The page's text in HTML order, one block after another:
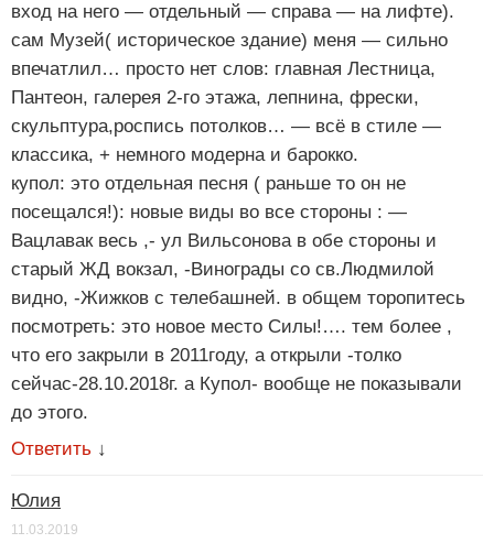
вход на него — отдельный — справа — на лифте).
сам Музей( историческое здание) меня — сильно
впечатлил… просто нет слов: главная Лестница,
Пантеон, галерея 2-го этажа, лепнина, фрески,
скульптура,роспись потолков… — всё в стиле —
классика, + немного модерна и барокко.
купол: это отдельная песня ( раньше то он не
посещался!): новые виды во все стороны : —
Вацлавак весь ,- ул Вильсонова в обе стороны и
старый ЖД вокзал, -Винограды со св.Людмилой
видно, -Жижков с телебашней. в общем торопитесь
посмотреть: это новое место Силы!…. тем более ,
что его закрыли в 2011году, а открыли -толко
сейчас-28.10.2018г. а Купол- вообще не показывали
до этого.
Ответить ↓
Юлия
11.03.2019